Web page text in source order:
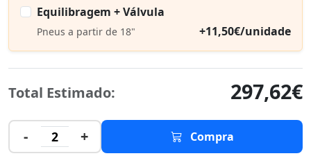
Equilibragem + Válvula
Pneus a partir de 18" +11,50€/unidade
Total Estimado: 297,62€
- 2 + Compra